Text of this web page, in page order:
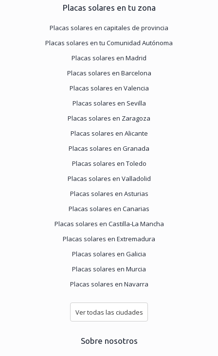
Placas solares en tu zona
Placas solares en capitales de provincia
Placas solares en tu Comunidad Autónoma
Placas solares en Madrid
Placas solares en Barcelona
Placas solares en Valencia
Placas solares en Sevilla
Placas solares en Zaragoza
Placas solares en Alicante
Placas solares en Granada
Placas solares en Toledo
Placas solares en Valladolid
Placas solares en Asturias
Placas solares en Canarias
Placas solares en Castilla-La Mancha
Placas solares en Extremadura
Placas solares en Galicia
Placas solares en Murcia
Placas solares en Navarra
Ver todas las ciudades
Sobre nosotros